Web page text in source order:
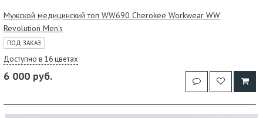
Мужской медицинский топ WW690 Cherokee Workwear WW
Revolution Men's
ПОД ЗАКАЗ
Доступно в 16 цветах
6 000 руб.